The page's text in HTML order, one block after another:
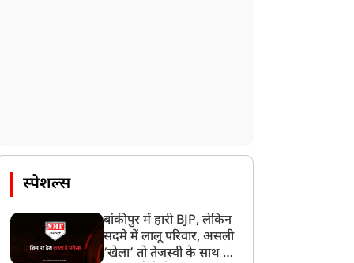
स्पेशल्स
बांकीपुर में हारी BJP, लेकिन
सदमे में लालू परिवार, असली
‘खेला’ तो तेजस्वी के साथ हो